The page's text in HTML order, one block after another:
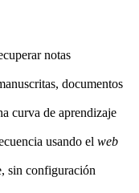
notas
documentos
curva de aprendizaje
usando el web
sin configuración